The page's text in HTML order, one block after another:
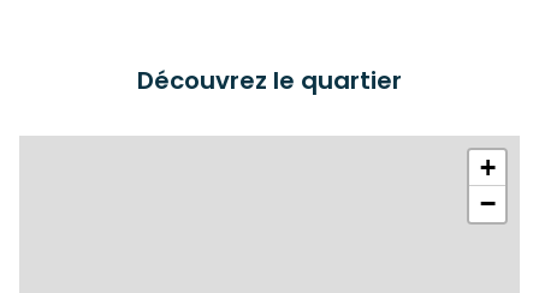
Découvrez le quartier
+
−